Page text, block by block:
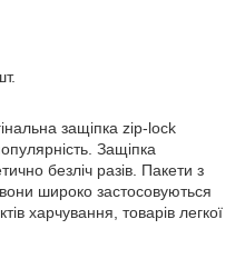
защіпка zip-lock
Защіпка
безліч разів. Пакети з
широко застосовуються
харчування, товарів легкої